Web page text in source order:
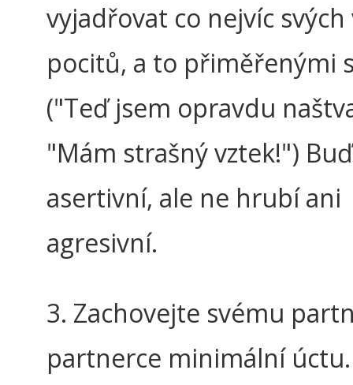
vyjadřovat co nejvíc
pocitů, a to přiměřenými
("Teď jsem opravdu
"Mám strašný vztek!")
asertivní, ale ne hrubí ani
agresivní.
3. Zachovejte svému
partnerce minimální úctu.